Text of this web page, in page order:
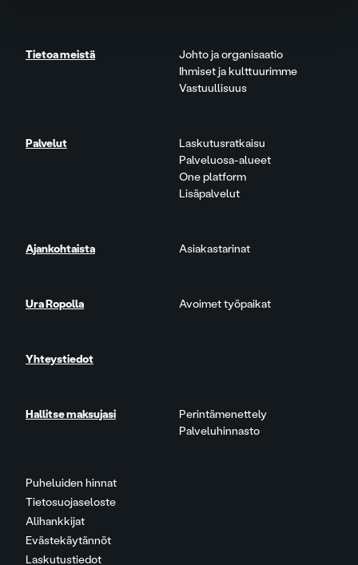
Puheluiden hinnat
Tietosuojaseloste
Alihankkijat
Evästekäytännöt
Laskutustiedot
Tietoa meistä
Johto ja organisaatio
Ihmiset ja kulttuurimme
Vastuullisuus
Palvelut
Laskutusratkaisu
Palveluosa-alueet
One platform
Lisäpalvelut
Ajankohtaista Asiakastarinat
Ura Ropolla Avoimet työpaikat
Yhteystiedot
Hallitse maksujasi
Perintämenettely
Palveluhinnasto